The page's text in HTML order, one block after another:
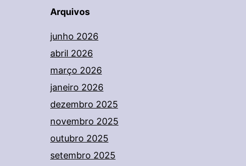
Arquivos
junho 2026
abril 2026
março 2026
janeiro 2026
dezembro 2025
novembro 2025
outubro 2025
setembro 2025